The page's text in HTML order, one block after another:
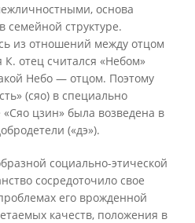
основа
семейной структуре.
из отношений между отцом
отец считался «Небом»
Небо — отцом. Поэтому
(сяо) в специально
цзин» была возведена в
(«дэ»).
социально-этической
сосредоточило свое
его врожденной
качеств, положения в